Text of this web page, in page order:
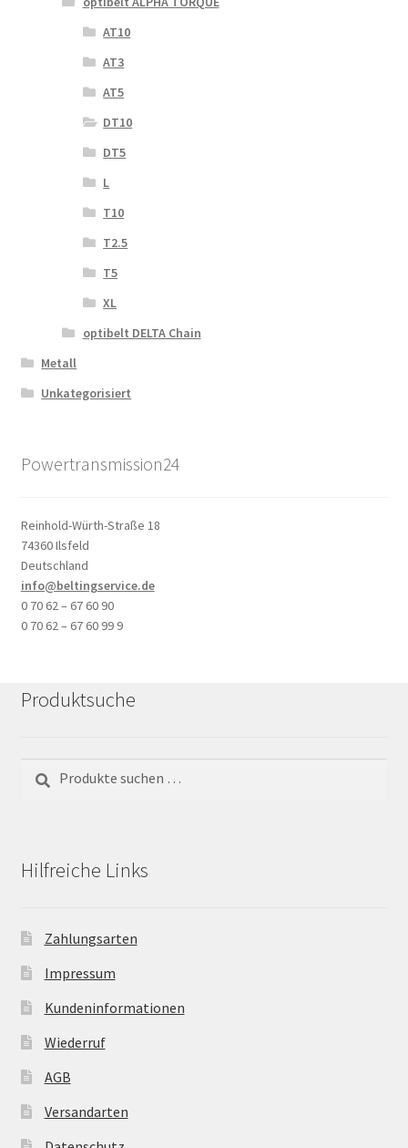
AT10
AT3
AT5
DT10
DT5
L
T10
T2.5
T5
XL
optibelt DELTA Chain
Metall
Unkategorisiert
Powertransmission24
Reinhold-Würth-Straße 18
74360 Ilsfeld
Deutschland
info@beltingservice.de
0 70 62 – 67 60 90
0 70 62 – 67 60 99 9
Produktsuche
nach:
Hilfreiche Links
Zahlungsarten
Impressum
Kundeninformationen
Wiederruf
AGB
Versandarten